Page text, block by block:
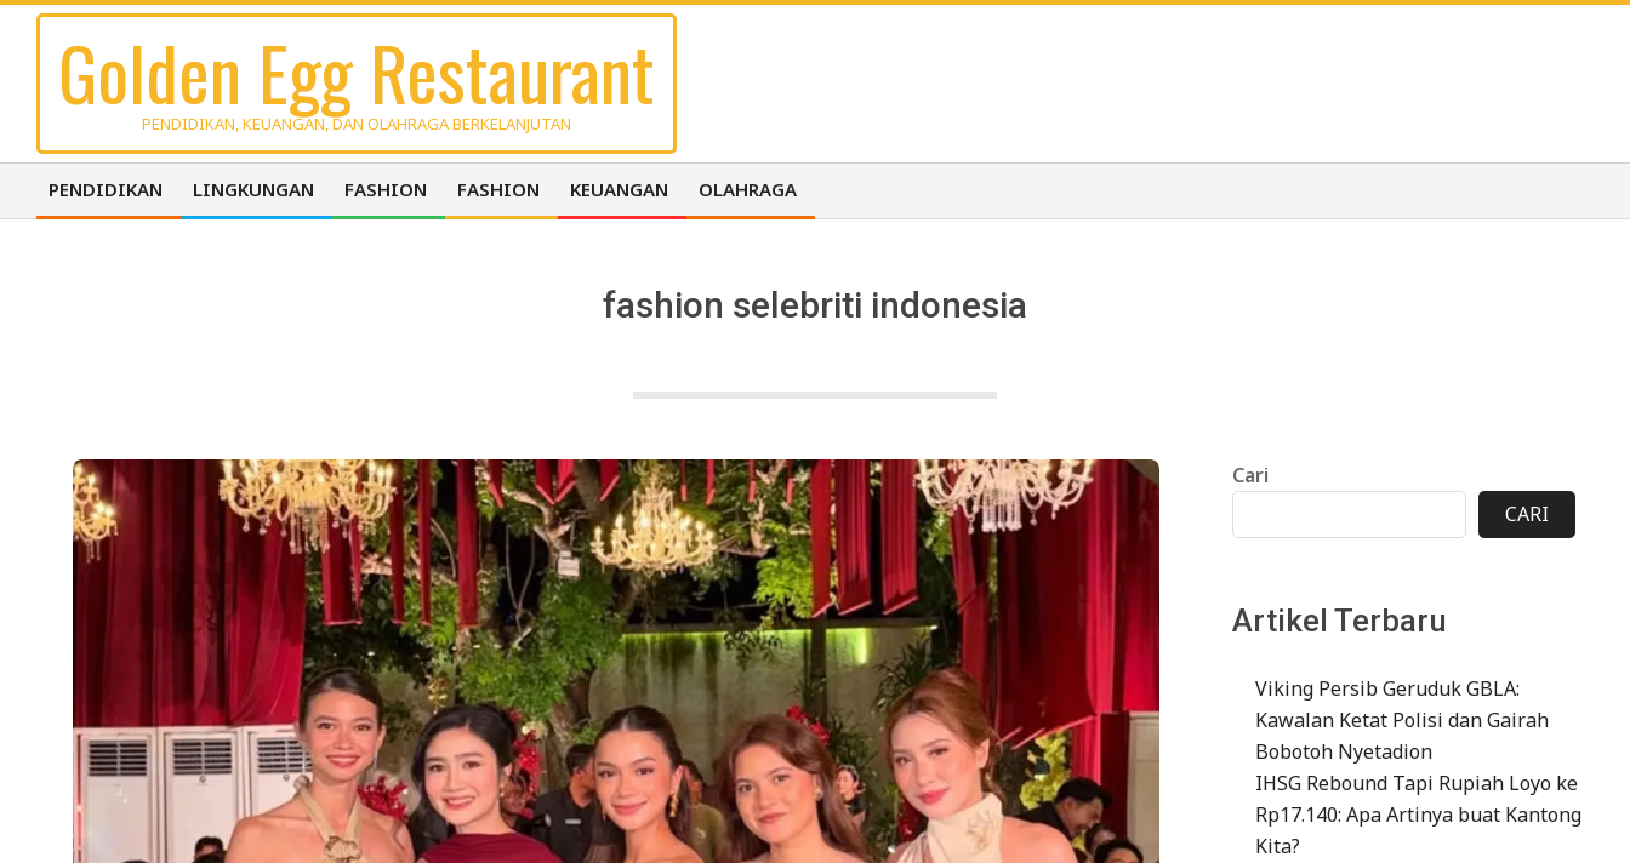
Skip
contentGolden Egg Restaurant
PENDIDIKAN, KEUANGAN, DAN OLAHRAGA BERKELANJUTAN
Primary
PENDIDIKAN LINGKUNGAN FASHION FASHION KEUANGAN OLAHRAGA
fashion selebriti indonesia
Cari
CARI
Artikel Terbaru
Viking Persib Geruduk GBLA:
Kawalan Ketat Polisi dan Gairah
Bobotoh Nyetadion
IHSG Rebound Tapi Rupiah Loyo ke
Rp17.140: Apa Artinya buat Kantong
Kita?